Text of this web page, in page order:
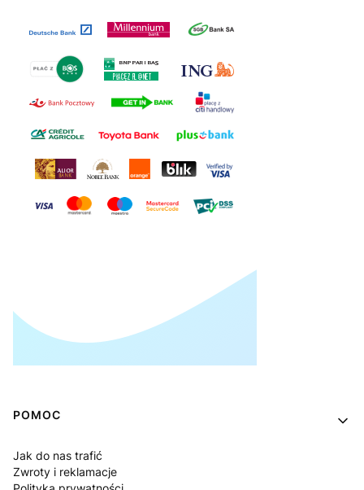
Linki w stopce
POMOC
Jak do nas trafić
Zwroty i reklamacje